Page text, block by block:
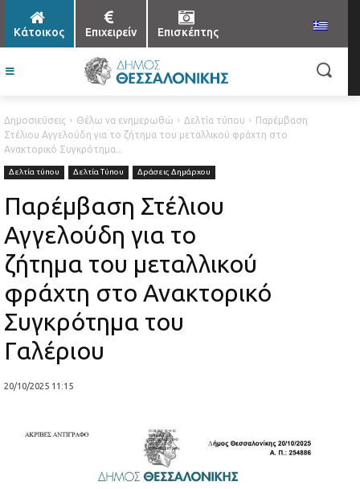
Κάτοικος Επιχειρείν Επισκέπτης
Δημοσιεύσεις Θέλω να ενημερωθώ Δελτία τύπου
Παρέμβαση
Στέλιου Αγγελούδη για το ζήτημα του μεταλλικού φράχτη στο
Ανακτορικό Συγκρότημα...
Δελτία τύπου Δελτία Τύπου Δράσεις Δημάρχου
Παρέμβαση Στέλιου
Αγγελούδη για το
ζήτημα του μεταλλικού
φράχτη στο Ανακτορικό
Συγκρότημα του
Γαλέριου
20/10/2025 11:15